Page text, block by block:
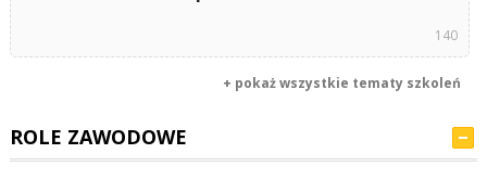
140
+ pokaż wszystkie tematy szkoleń
ROLE ZAWODOWE